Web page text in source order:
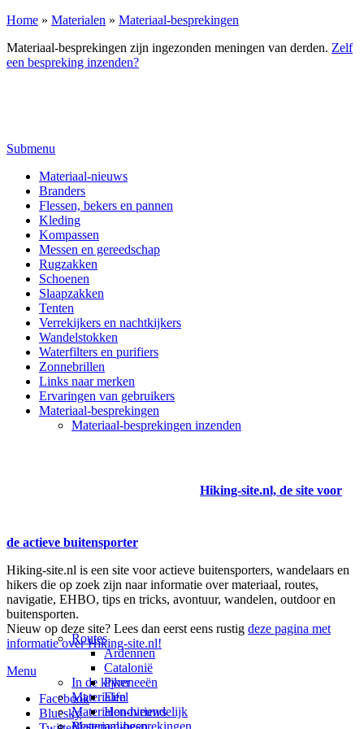
Home » Materialen » Materiaal-besprekingen
Materiaal-besprekingen zijn ingezonden meningen van derden. Zelf
een bespreking inzenden?
Submenu
Materiaal-nieuws
Branders
Flessen, bekers en pannen
Kleding
Kompassen
Messen en gereedschap
Rugzakken
Schoenen
Slaapzakken
Tenten
Verrekijkers en nachtkijkers
Wandelstokken
Waterfilters en purifiers
Zonnebrillen
Links naar merken
Ervaringen van gebruikers
Materiaal-besprekingen
Materiaal-besprekingen inzenden
Hiking-site.nl, de site voor
de actieve buitensporter
Hiking-site.nl is een site voor actieve buitensporters, wandelaars en
hikers die op zoek zijn naar informatie over materiaal, routes,
navigatie, EHBO, tips en tricks, avontuur, wandelen, outdoor en
buitensporten.
Nieuw op deze site? Lees dan eerst eens rustig deze pagina met
informatie over Hiking-site.nl!
Menu
Facebook
Bluesky
In de kijker
Materialen
Materialen-nieuws
Materiaal-besprekingen
Routes
Ardennen
Catalonië
Pyreneeën
Eifel
Hondvriendelijk
Bestemmingen